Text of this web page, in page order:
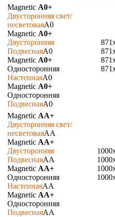
Magnetic A0+
Двусторонняя свет/
несветоваяA0
Magnetic A0+
Двусторонняя
ПодвеснаяA0
Magnetic A0+
Односторонняя
НастеннаяA0
Magnetic A0+
Односторонняя
ПодвеснаяA0
Magnetic AA+
Двусторонняя свет/
несветоваяAA
Magnetic AA+
Двусторонняя
ПодвеснаяAA
Magnetic AA+
Односторонняя
НастеннаяAA
Magnetic AA+
Односторонняя
ПодвеснаяAA